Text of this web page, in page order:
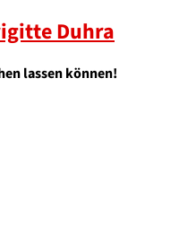
Duhra
lassen können!